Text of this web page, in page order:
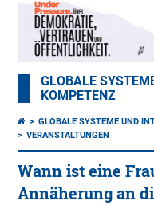
GLOBALE
KOMPETENZ
GLOBALE SYSTEME UND
VERANSTALTUNGEN
Wann ist eine
Annäherung an